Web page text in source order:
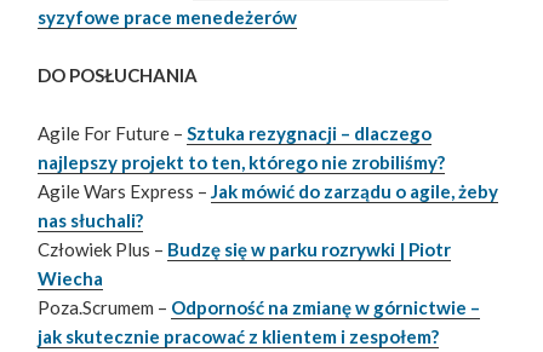
syzyfowe prace menedeżerów
DO POSŁUCHANIA
Agile For Future – Sztuka rezygnacji – dlaczego
najlepszy projekt to ten, którego nie zrobiliśmy?
Agile Wars Express – Jak mówić do zarządu o agile, żeby
nas słuchali?
Człowiek Plus – Budzę się w parku rozrywki | Piotr
Wiecha
Poza.Scrumem – Odporność na zmianę w górnictwie –
jak skutecznie pracować z klientem i zespołem?